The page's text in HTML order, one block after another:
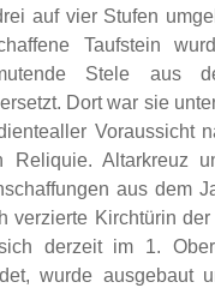
auf vier Stufen
Taufstein
Stele aus
Dort war sie
Voraussicht
Reliquie. Altarkreuz
aus dem
verzierte Kirchtürin
derzeit im 1.
wurde ausgebaut